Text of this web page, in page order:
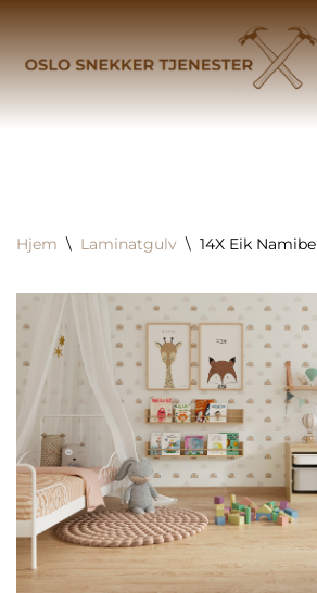
Hopp
til
innholdet
Hjem \ Laminatgulv \ 14X Eik Namibe